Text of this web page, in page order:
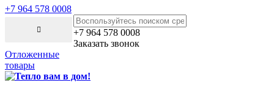
+7 964 578 0008
+7 964 578 0008
Заказать звонок
Отложенные
товары